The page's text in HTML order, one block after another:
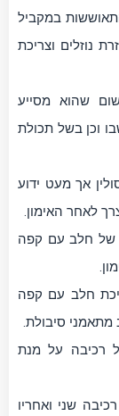
במקביל
נוזלים וצריכת
שהוא מסייע
וכן בשל תכולת
אך מעט ידוע
לאחר האימון.
של חלב עם קפה
חלב עם קפה
סיבולת.
רכיבה על מנת
שני ואחריו